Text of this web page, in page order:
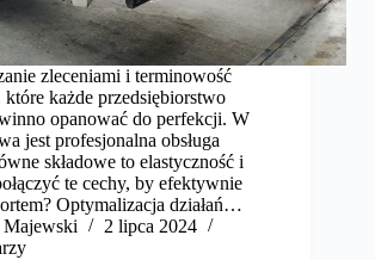
zleceniami i terminowość
które każde przedsiębiorstwo
opanować do perfekcji. W
jest profesjonalna obsługa
składowe to elastyczność i
te cechy, by efektywnie
Optymalizacja działań…
Majewski
2 lipca 2024